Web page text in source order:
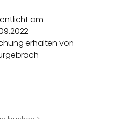
am
erhalten von